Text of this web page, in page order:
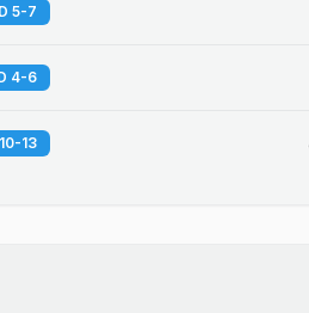
5-7 BD
4-6 BD
10-13 BD